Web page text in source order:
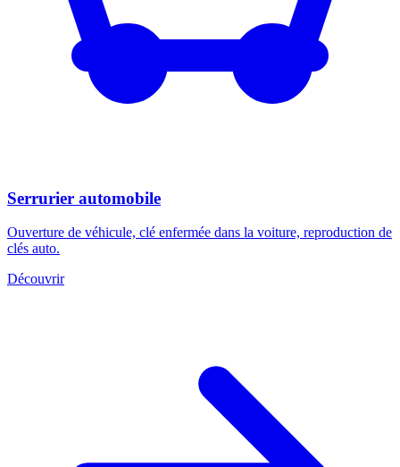
Serrurier automobile
Ouverture de véhicule, clé enfermée dans la voiture, reproduction de
clés auto.
Découvrir